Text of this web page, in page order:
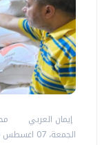
إيمان العربي
الجمعة، 07 اغسطس 2026 10:43 ص